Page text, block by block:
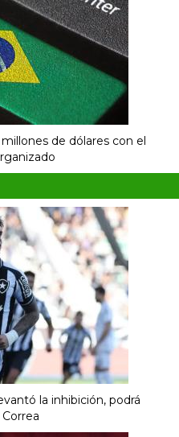
de dólares con el
la inhibición, podrá